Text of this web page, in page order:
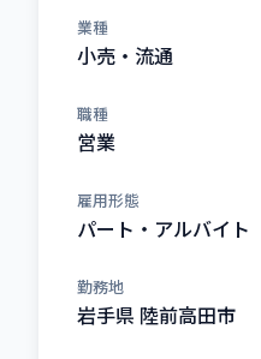
業種
小売・流通
職種
営業
雇用形態
パート・アルバイト
勤務地
岩手県 陸前高田市